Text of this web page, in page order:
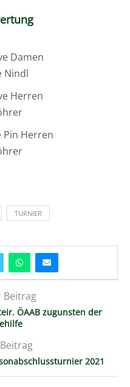
Damen
Nindl
Herren
Pin Herren
TURNIER
Beitrag
ÖAAB zugunsten der
2021